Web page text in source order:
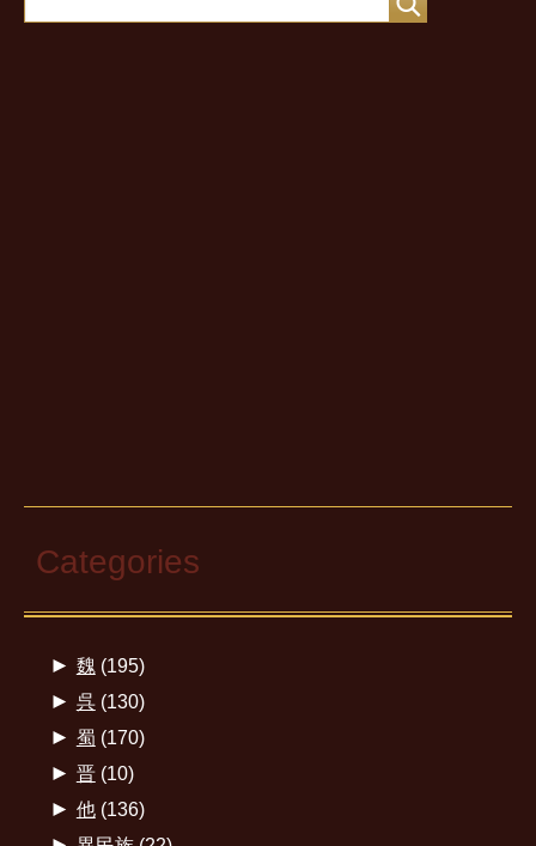
Categories
► 魏 (195)
► 呉(130)
► 蜀 (170)
► 晋(10)
► 他(136)